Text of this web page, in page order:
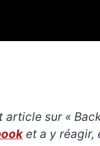
sur «
et a y réagir,